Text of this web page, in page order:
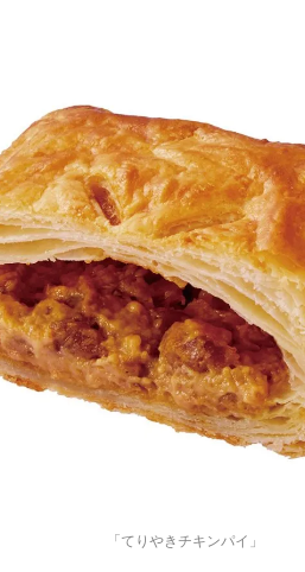
「てりやきチキンパイ」